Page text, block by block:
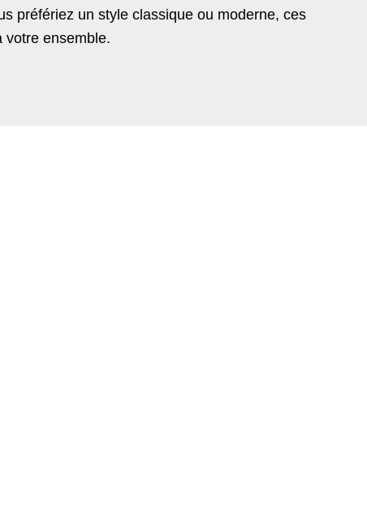
préfériez un style classique ou moderne, ces
votre ensemble.